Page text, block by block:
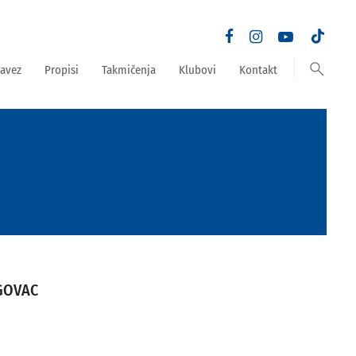
Propisi Takmičenja Klubovi Kontakt search